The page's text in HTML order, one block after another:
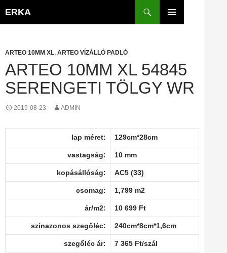
ERKA
ARTEO 10MM XL, ARTEO VÍZÁLLÓ PADLÓ
ARTEO 10MM XL 54845
SERENGETI TÖLGY WR
2019-08-23 ADMIN
lap méret: 129cm*28cm
vastagság: 10 mm
kopásállóság: AC5 (33)
csomag: 1,799 m2
ár/m2: 10 699 Ft
színazonos szegőléc: 240cm*8cm*1,6cm
szegőléc ár: 7 365 Ft/szál